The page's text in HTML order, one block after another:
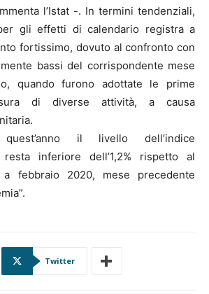
l’Istat -. In termini tendenziali,
gli effetti di calendario registra a
fortissimo, dovuto al confronto con
bassi del corrispondente mese
quando furono adottate le prime
di diverse attività, a causa
il livello dell’indice
resta inferiore dell’1,2% rispetto al
febbraio 2020, mese precedente
Twitter